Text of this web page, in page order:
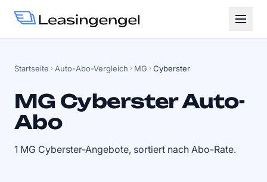
Startseite Auto-Abo-Vergleich MG Cyberster
MG Cyberster Auto-
Abo
1 MG Cyberster-Angebote, sortiert nach Abo-Rate.